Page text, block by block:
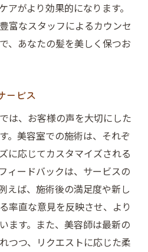
アがより効果的になります。
富なスタッフによるカウンセ
、あなたの髪を美しく保つお
ービス
は、お客様の声を大切にした
。美容室での施術は、それぞ
に応じてカスタマイズされる
ィードバックは、サービスの
えば、施術後の満足度や新し
率直な意見を反映させ、より
ます。また、美容師は最新の
つつ、リクエストに応じた柔